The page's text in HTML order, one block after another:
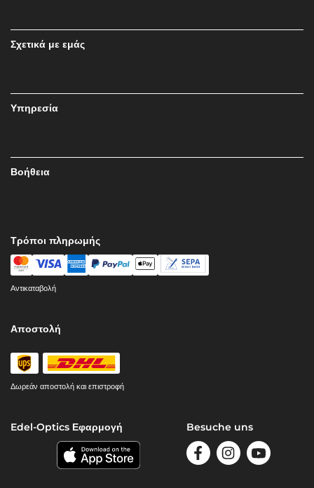
Σχετικά με εμάς
Υπηρεσία
Βοήθεια
Τρόποι πληρωμής
Αντικαταβολή
Αποστολή
Δωρεάν αποστολή και επιστροφή
Edel-Optics Εφαρμογή Besuche uns